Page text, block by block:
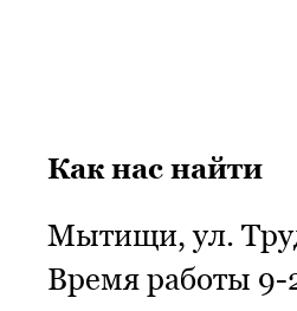
Как нас найти
Мытищи, ул.
Время работы 9-